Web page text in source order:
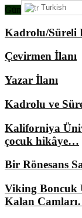
Gündemimizde Ne
Kadrolu/Süreli
Çevirmen İlanı
Yazar İlanı
Kadrolu ve
Kaliforniya
çocuk hikâye…
Bir Rönesans
Viking Boncuk
Kalan
Turkish